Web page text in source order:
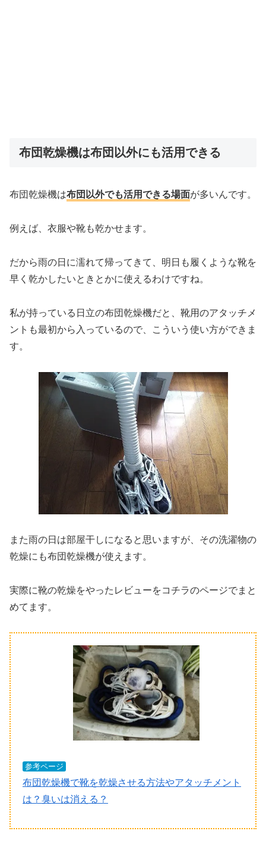
布団乾燥機は布団以外にも活用できる
布団乾燥機は布団以外でも活用できる場面が多いんです。
例えば、衣服や靴も乾かせます。
だから雨の日に濡れて帰ってきて、明日も履くような靴を
早く乾かしたいときとかに使えるわけですね。
私が持っている日立の布団乾燥機だと、靴用のアタッチメ
ントも最初から入っているので、こういう使い方ができま
す。
また雨の日は部屋干しになると思いますが、その洗濯物の
乾燥にも布団乾燥機が使えます。
実際に靴の乾燥をやったレビューをコチラのページでまと
めてます。
参考ページ
布団乾燥機で靴を乾燥させる方法やアタッチメント
は？臭いは消える？